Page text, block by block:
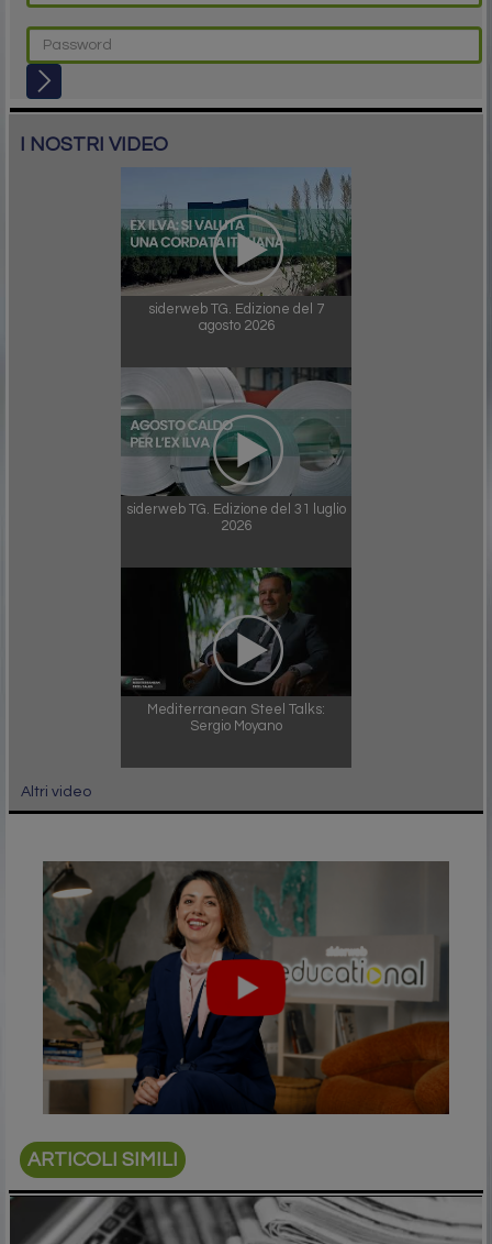
I NOSTRI VIDEO
siderweb TG. Edizione del 7
agosto 2026
siderweb TG. Edizione del 31 luglio
2026
Mediterranean Steel Talks:
Sergio Moyano
Altri video
ARTICOLI SIMILI